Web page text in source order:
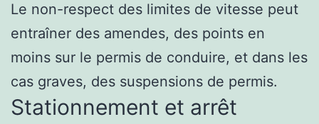
Le non-respect des limites de vitesse peut
entraîner des amendes, des points en
moins sur le permis de conduire, et dans les
cas graves, des suspensions de permis.
Stationnement et arrêt